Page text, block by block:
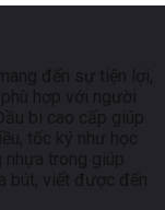
đến sự tiện lợi,
hợp với người
bi cao cấp giúp
tốc ký như học
nhựa trong giúp
bút, viết được đến